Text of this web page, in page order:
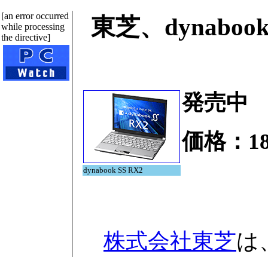
[an error occurred
while processing
the directive]
東芝、
dynabook SS RX2
発売中
価格：
株式会社東芝は